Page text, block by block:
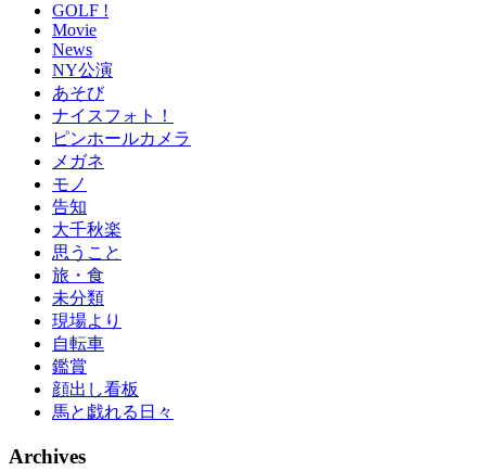
GOLF !
Movie
News
NY公演
あそび
ナイスフォト！
ピンホールカメラ
メガネ
モノ
告知
大千秋楽
思うこと
旅・食
未分類
現場より
自転車
鑑賞
顔出し看板
馬と戯れる日々
Archives